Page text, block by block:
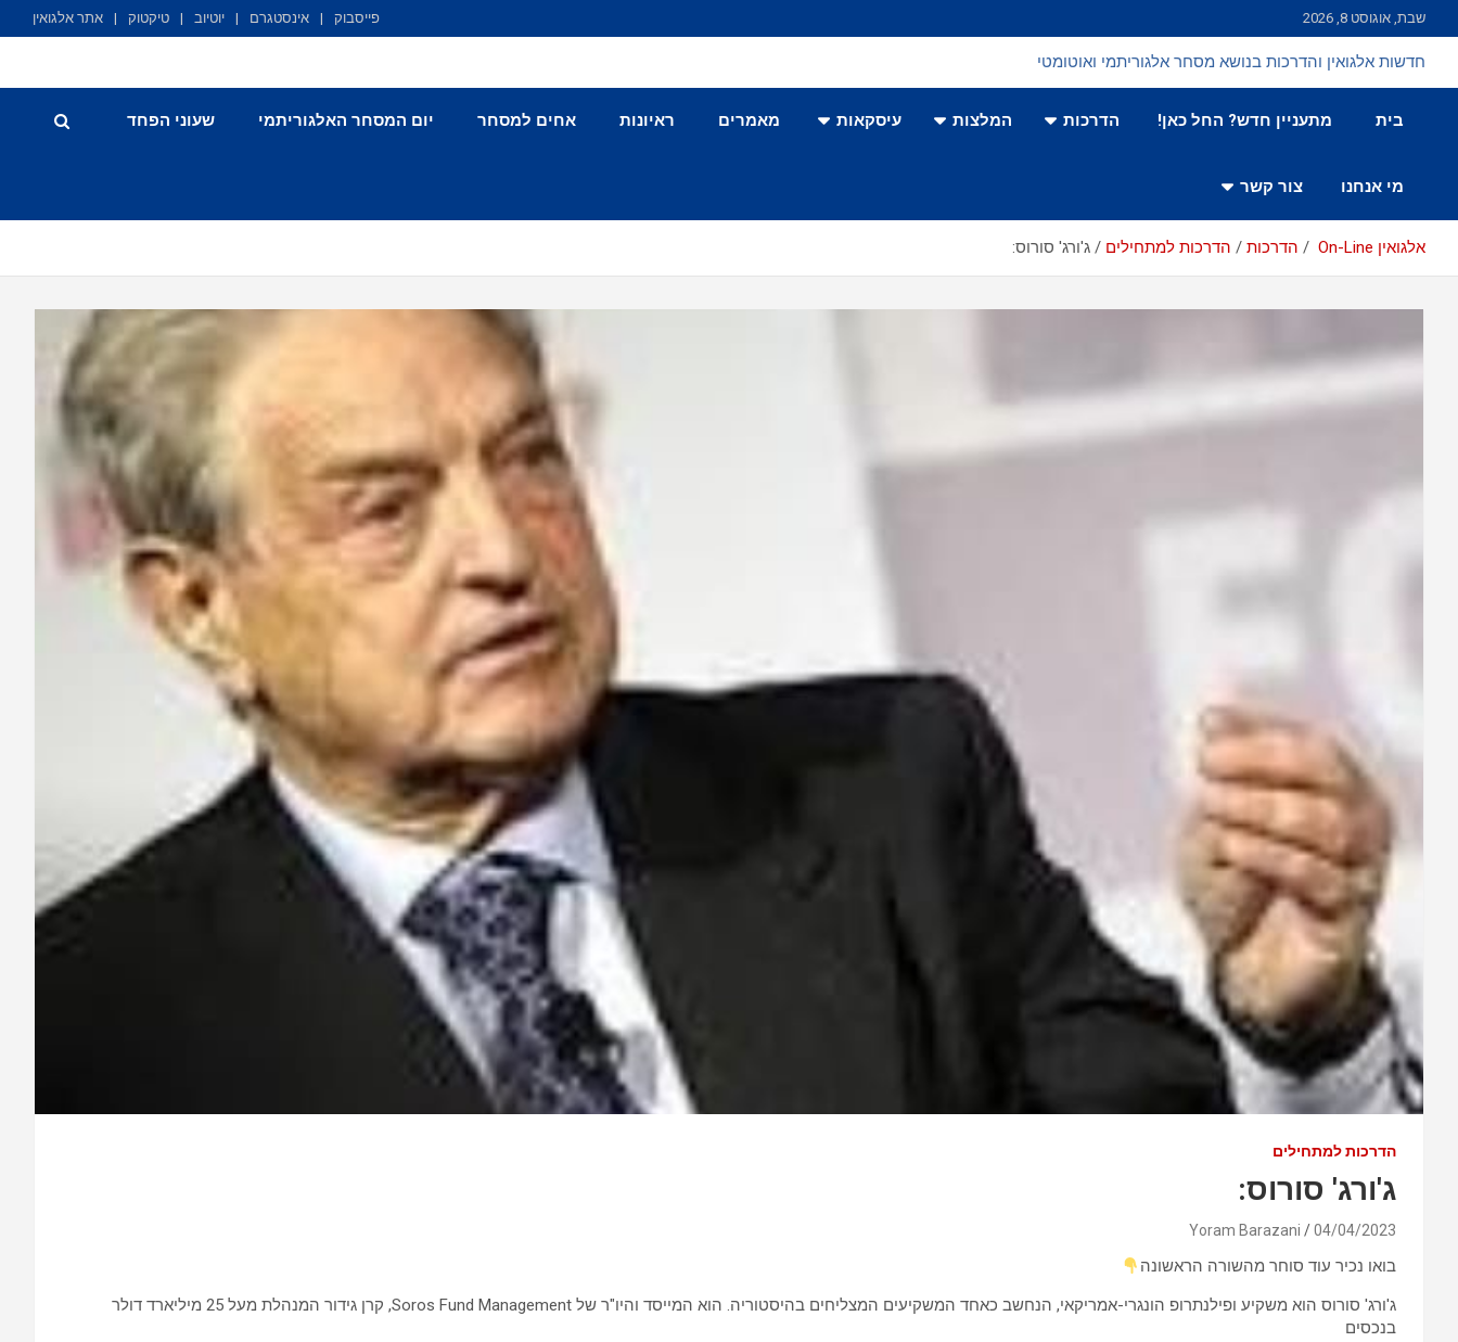
to
content
שבת, אוגוסט 8, 2026 פייסבוק אינסטגרם יוטיוב טיקטוק אתר אלגואין
חדשות אלגואין והדרכות בנושא מסחר אלגוריתמי ואוטומטי
בית מתעניין חדש? החל כאן! הדרכות המלצות עיסקאות מאמרים ראיונות אחים למסחר יום המסחר האלגוריתמי שעוני הפחד
מי אנחנו צור קשר
אלגואין On-Line הדרכות הדרכות למתחילים ג'ורג' סורוס:
הדרכות למתחילים
ג'ורג' סורוס:
04/04/2023
Yoram Barazani
בואו נכיר עוד סוחר מהשורה הראשונה
ג'ורג' סורוס הוא משקיע ופילנתרופ הונגרי-אמריקאי, הנחשב כאחד המשקיעים המצליחים בהיסטוריה. הוא המייסד והיו"ר של Soros Fund Management, קרן גידור המנהלת מעל 25 מיליארד דולר
בנכסים